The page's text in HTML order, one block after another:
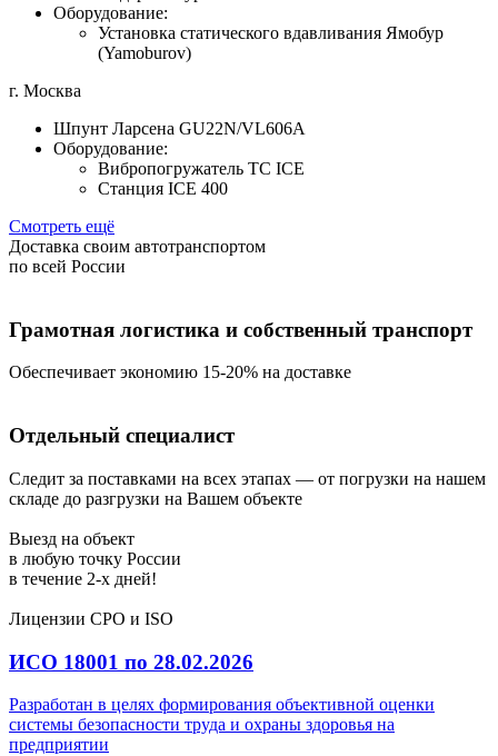
Оборудование:
Установка статического вдавливания Ямобур
(Yamoburov)
г. Москва
Шпунт Ларсена GU22N/VL606A
Оборудование:
Вибропогружатель TC ICE
Станция ICE 400
Смотреть ещё
Доставка своим автотранспортом
по всей России
Грамотная логистика и собственный транспорт
Обеспечивает экономию 15-20% на доставке
Отдельный специалист
Следит за поставками на всех этапах — от погрузки на нашем
складе до разгрузки на Вашем объекте
Выезд на объект
в любую точку России
в течение 2-х дней!
Лицензии СРО и ISO
ИСО 18001 по 28.02.2026
Разработан в целях формирования объективной оценки
системы безопасности труда и охраны здоровья на
предприятии